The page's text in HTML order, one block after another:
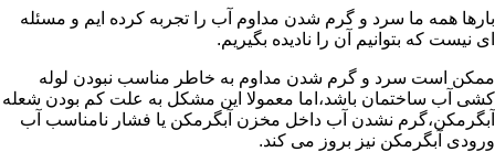
بارها همه ما سرد و گرم شدن مداوم آب را تجربه کرده ایم و مسئله
ای نیست که بتوانیم آن را نادیده بگیریم.
ممکن است سرد و گرم شدن مداوم به خاطر مناسب نبودن لوله
کشی آب ساختمان باشد،اما معمولا این مشکل به علت کم بودن شعله
آبگرمکن،گرم نشدن آب داخل مخزن آبگرمکن یا فشار نامناسب آب
ورودی آبگرمکن نیز بروز می کند.